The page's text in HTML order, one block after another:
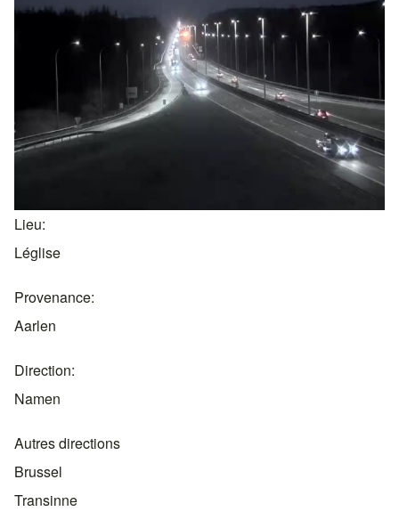
Lieu
Léglise
Provenance
Aarlen
Direction
Namen
Autres directions
Brussel
Transinne